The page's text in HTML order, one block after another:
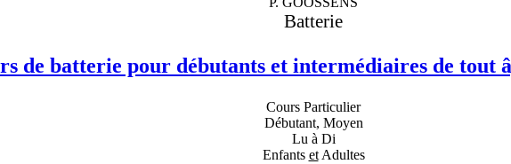
Batterie
de batterie pour débutants et intermédiaires de tout
Cours Particulier
Débutant, Moyen
Lu à Di
Enfants etAdultes